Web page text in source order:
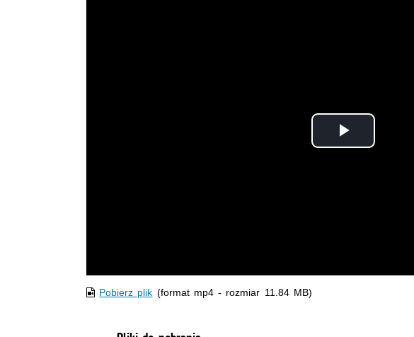
Odtwórz
Pobierz plik (format mp4 - rozmiar 11.84 MB)